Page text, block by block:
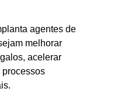
agentes de
melhorar
acelerar
processos